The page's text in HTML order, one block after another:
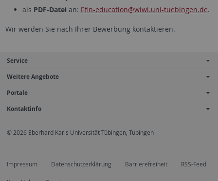
als PDF-Datei an: fin-education@wiwi.uni-tuebingen.de.
Wir werden Sie nach Ihrer Bewerbung kontaktieren.
Service
Weitere Angebote
Portale
Kontaktinfo
© 2026 Eberhard Karls Universität Tübingen, Tübingen
Impressum Datenschutzerklärung Barrierefreiheit RSS-Feed